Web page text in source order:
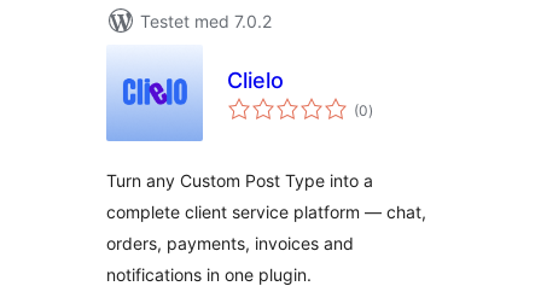
Testet med 7.0.2
Clielo
(0totale
vurderinger
)
Turn any Custom Post Type into a
complete client service platform — chat,
orders, payments, invoices and
notifications in one plugin.